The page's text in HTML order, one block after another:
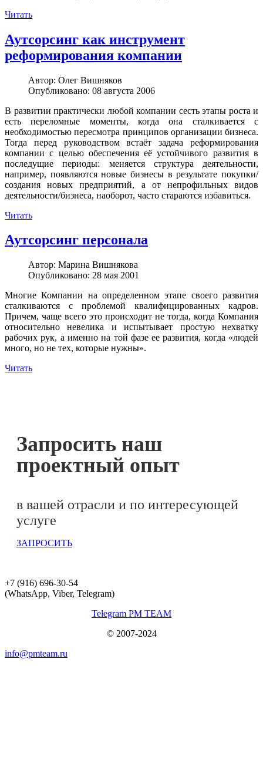
Читать
Аутсорсинг как инструмент
реформирования компании
Автор: Олег Вишняков
Опубликовано: 08 августа 2006
В развитии практически любой компании сесть этапы роста и
есть переломные моменты, когда она сталкивается с
необходимостью пересмотра принципов организации бизнеса.
Тогда перед руководством встаёт задача реформирования
компании с целью обеспечения её устойчивого развития в
последущие периоды: меняется структура деятельности,
например, появляются новые бизнесы в результате покупки/
создания новых предприятий, а от непрофильных видов
деятельности/бизнеса, наоборот, часто стараются избавиться.
Читать
Аутсорсинг персонала
Автор: Марина Вишнякова
Опубликовано: 28 мая 2001
Многие Компании на определенном этапе своего развития
сталкиваются с проблемой квалифицированных кадров.
Причем, чаще всего это происходит не тогда, когда Компания
относительно невелика и испытывает простую нехватку
рабочих рук, а именно на той фазе ее развития, когда «людей
много, но не тех, которые нужны».
Читать
Запросить наш
проектный опыт
в вашей отрасли и по интересующей
услуге
ЗАПРОСИТЬ
+7 (916) 696-30-54
(WhatsApp, Viber, Telegram)
Telegram PM TEAM
© 2007-2024
info@pmteam.ru